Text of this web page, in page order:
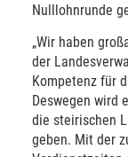
Nulllohnrunde
„Wir haben
der
Kompetenz für
Deswegen wird
die steirischen
geben. Mit der